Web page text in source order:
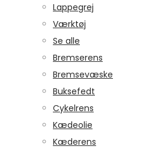
Lappegrej
Værktøj
Se alle
Bremserens
Bremsevæske
Buksefedt
Cykelrens
Kædeolie
Kæderens